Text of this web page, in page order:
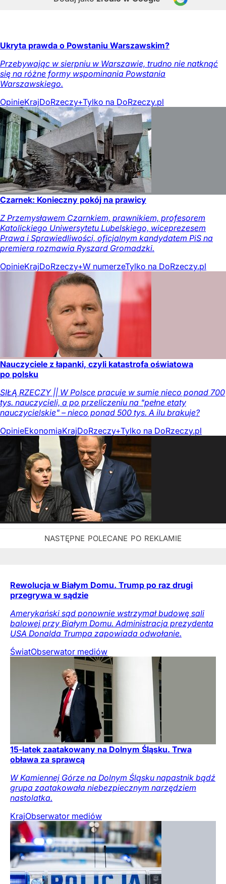
Ukryta prawda o Powstaniu Warszawskim?
Przebywając w sierpniu w Warszawie, trudno nie natknąć
się na różne formy wspominania Powstania
Warszawskiego.
OpinieKrajDoRzeczy+Tylko na DoRzeczy.pl
Czarnek: Konieczny pokój na prawicy
Z Przemysławem Czarnkiem, prawnikiem, profesorem
Katolickiego Uniwersytetu Lubelskiego, wiceprezesem
Prawa i Sprawiedliwości, oficjalnym kandydatem PiS na
premiera rozmawia Ryszard Gromadzki.
OpinieKrajDoRzeczy+W numerzeTylko na DoRzeczy.pl
Nauczyciele z łapanki, czyli katastrofa oświatowa
po polsku
SIŁĄ RZECZY || W Polsce pracuje w sumie nieco ponad 700
tys. nauczycieli, a po przeliczeniu na "pełne etaty
nauczycielskie" – nieco ponad 500 tys. A ilu brakuje?
OpinieEkonomiaKrajDoRzeczy+Tylko na DoRzeczy.pl
Rewolucja w Białym Domu. Trump po raz drugi
przegrywa w sądzie
Amerykański sąd ponownie wstrzymał budowę sali
balowej przy Białym Domu. Administracja prezydenta
USA Donalda Trumpa zapowiada odwołanie.
ŚwiatObserwator mediów
15-latek zaatakowany na Dolnym Śląsku. Trwa
obława za sprawcą
W Kamiennej Górze na Dolnym Śląsku napastnik bądź
grupa zaatakowała niebezpiecznym narzędziem
nastolatka.
KrajObserwator mediów